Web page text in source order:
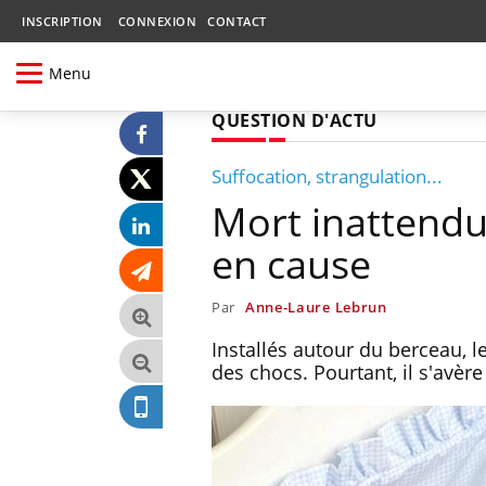
INSCRIPTION CONNEXION CONTACT
Menu
QUESTION D'ACTU
Suffocation, strangulation...
Mort
en cause
Par Anne-Laure Lebrun
Installés autour du berceau,
des chocs. Pourtant, il